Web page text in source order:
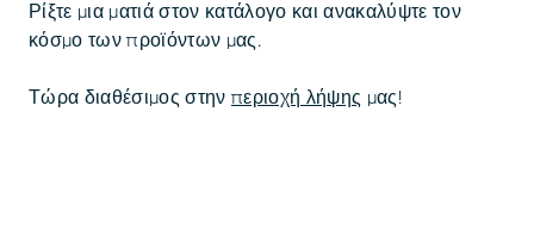
Ρίξτε μια ματιά στον κατάλογο και ανακαλύψτε τον
κόσμο των προϊόντων μας.
Τώρα διαθέσιμος στην περιοχή λήψης μας!